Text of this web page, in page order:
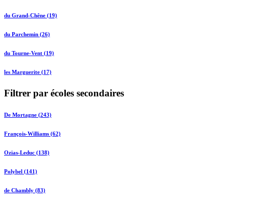
du Grand-Chêne (19)
du Parchemin (26)
du Tourne-Vent (19)
les Marguerite (17)
Filtrer par écoles secondaires
De Mortagne (243)
François-Williams (62)
Ozias-Leduc (138)
Polybel (141)
de Chambly (83)